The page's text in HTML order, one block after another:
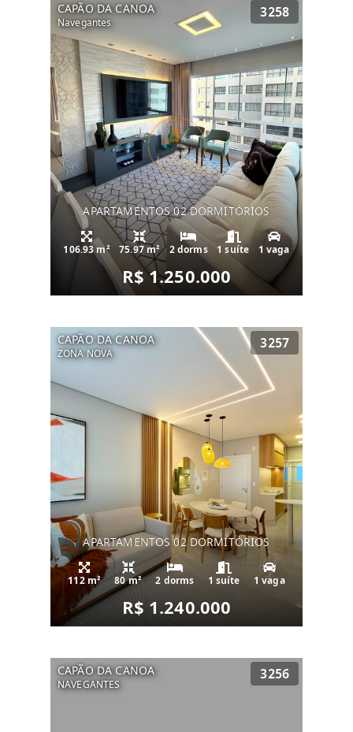
CAPÃO DA CANOA
Navegantes
3258
APARTAMENTOS 02 DORMITÓRIOS
106.93 m² 75.97 m² 2 dorms 1 suíte 1 vaga
R$ 1.250.000
CAPÃO DA CANOA
ZONA NOVA
3257
APARTAMENTOS 02 DORMITÓRIOS
112 m² 80 m² 2 dorms 1 suíte 1 vaga
R$ 1.240.000
CAPÃO DA CANOA
NAVEGANTES
3256